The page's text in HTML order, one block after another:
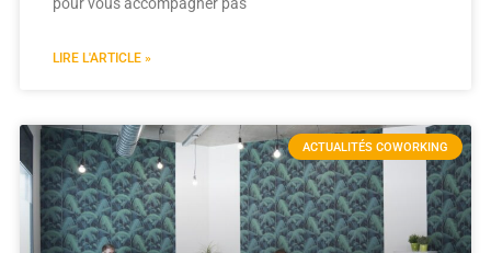
LIRE L'ARTICLE »
ACTUALITÉS COWORKING